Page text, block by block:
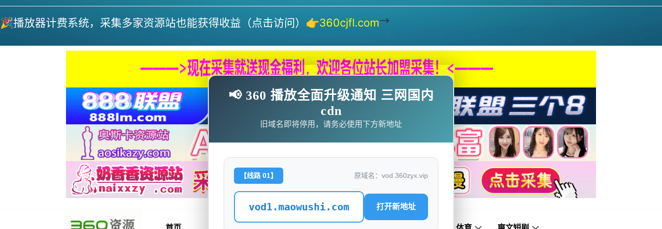
🎉播放器计费系统，采集多家资源站也能获得收益（点击访问）👉360cjfl.com-->
📢 360 播放全面升级通知 三网国内
cdn
旧域名即将停用，请务必使用下方新地址
【线路 01】 原域名：vod.360zyx.vip
vod1.maowushi.com 打开新地址